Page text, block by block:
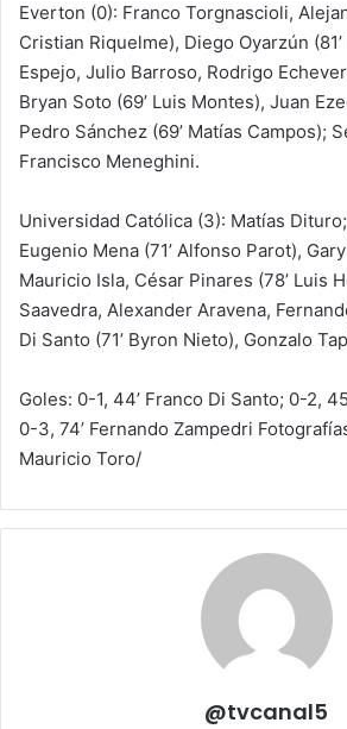
Everton (0): Franco Torgnascioli,
Cristian Riquelme), Diego Oyarzún
Espejo, Julio Barroso, Rodrigo
Bryan Soto (69’ Luis Montes), Juan
Pedro Sánchez (69’ Matías Campos);
Francisco Meneghini.
Universidad Católica (3): Matías
Eugenio Mena (71’ Alfonso Parot),
Mauricio Isla, César Pinares (78’ Luis
Saavedra, Alexander Aravena,
Di Santo (71’ Byron Nieto), Gonzalo
Goles: 0-1, 44’ Franco Di Santo; 0-2,
0-3, 74’ Fernando Zampedri
Mauricio Toro/
@tvcanal5